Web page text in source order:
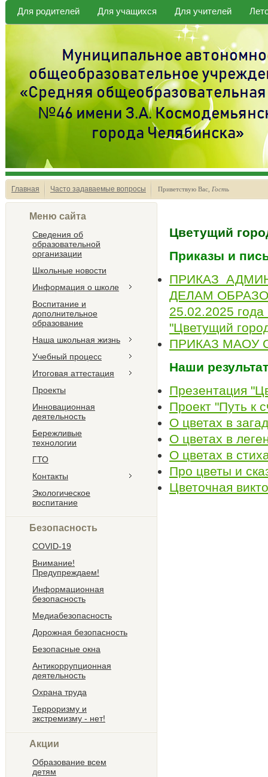
Для родителей Для учащихся Для учителей
Главная Часто задаваемые вопросы Приветствую Вас Гость
Меню сайта
Сведения об
образовательной
организации
Школьные новости
Информация о школе
Воспитание и
дополнительное
образование
Наша школьная жизнь
Учебный процесс
Итоговая аттестация
Проекты
Инновационная
деятельность
Бережливые
технологии
ГТО
Контакты
Экологическое
воспитание
Безопасность
COVID-19
Внимание!
Предупреждаем!
Информационная
безопасность
Медиабезопасность
Дорожная безопасность
Безопасные окна
Антикоррупционная
деятельность
Охрана труда
Терроризму и
экстремизму - нет!
Акции
Образование всем
детям
Цветущий
Приказы и
ПРИКАЗ
ДЕЛАМ
25.02.2025 года
"Цветущий
ПРИКАЗ МАОУ
Наши
Презентация
Проект "Путь к
О цветах в
О цветах в
О цветах в
Про цветы и
Цветочная